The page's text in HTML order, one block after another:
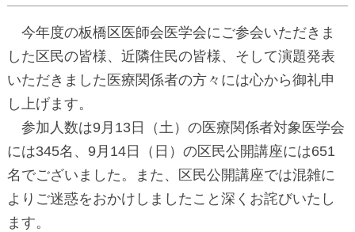
今年度の板橋区医師会医学会にご参会いただきま
した区民の皆様、近隣住民の皆様、そして演題発表
いただきました医療関係者の方々には心から御礼申
し上げます。
参加人数は9月13日（土）の医療関係者対象医学会
には345名、9月14日（日）の区民公開講座には651
名でございました。また、区民公開講座では混雑に
よりご迷惑をおかけしましたこと深くお詫びいたし
ます。